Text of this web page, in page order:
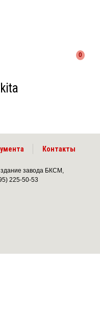
0
Контакты
здание завода БКСМ,
225-50-53